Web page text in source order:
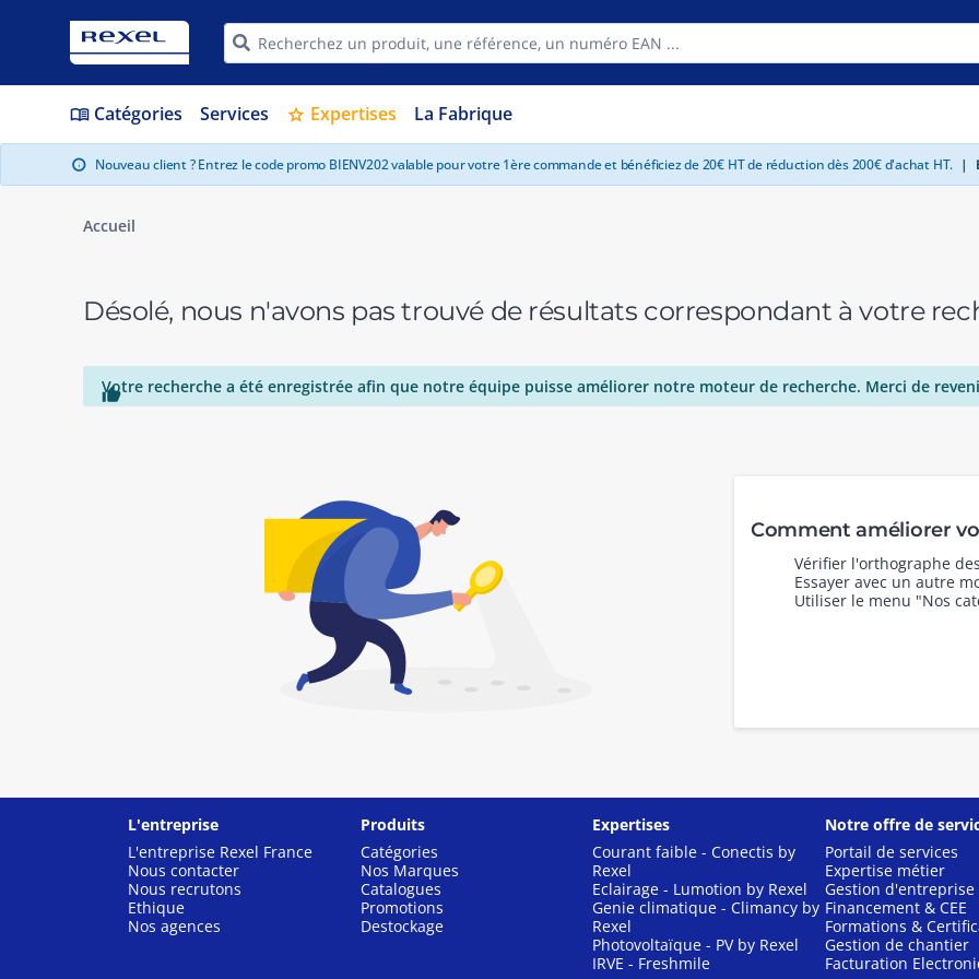
menu_book Catégories Services star Expertises La Fabrique
info Nouveau client ? Entrez le code promo BIENV202 valable pour votre 1ère commande et bénéficiez de 20€ HT de réduction dès 200€ d'achat HT. |
Accueil
Désolé, nous n'avons pas trouvé de résultats correspondant à votre

Votre recherche a été enregistrée afin que notre équipe puisse améliorer notre moteur de recherche. Merci de
Comment améliorer
Vérifier l'orthographe
Essayer avec un autre
Utiliser le menu "Nos
L'entreprise
L'entreprise Rexel France
Nous contacter
Nous recrutons
Ethique
Nos agences
Produits
Catégories
Nos Marques
Catalogues
Promotions
Destockage
Expertises
Courant faible - Conectis by
Rexel
Eclairage - Lumotion by Rexel
Genie climatique - Climancy by
Rexel
Photovoltaïque - PV by Rexel
IRVE - Freshmile
Notre offre de
Portail de services
Expertise métier
Gestion d'entreprise
Financement & CEE
Formations &
Gestion de chantier
Facturation